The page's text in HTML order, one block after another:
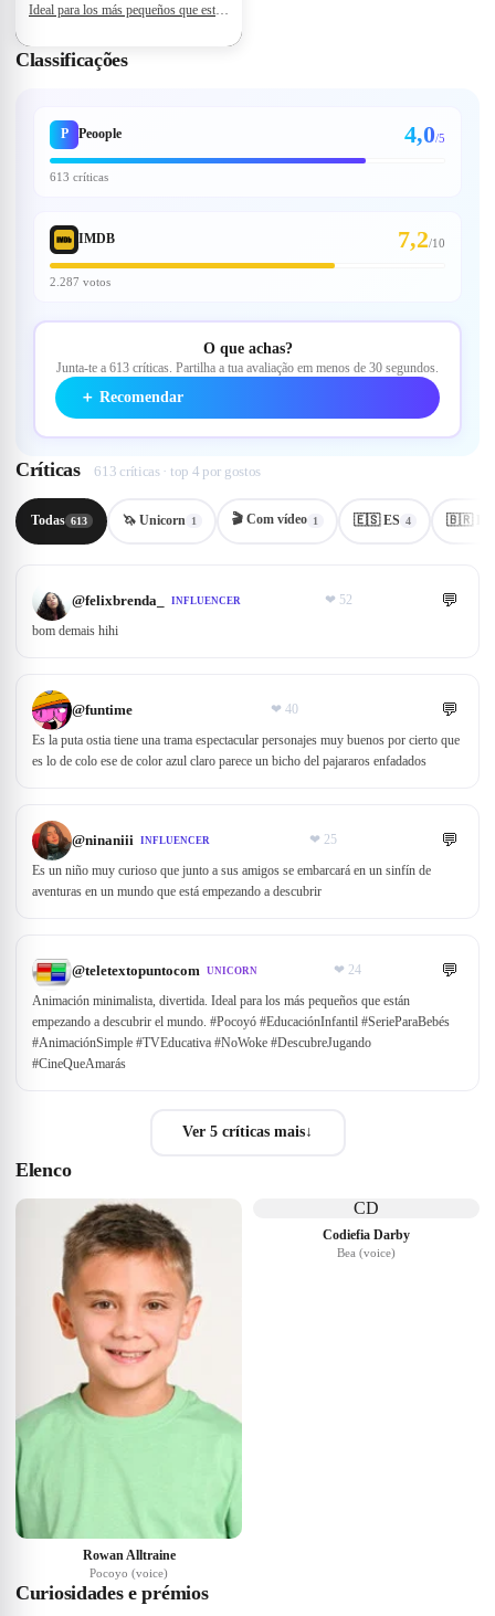
Ideal para los más pequeños que están
#Pocoyó #EducaciónInfantil
#SerieParaBebés #AnimaciónSimple
Classificações
P Peoople 4,0/5
613 críticas
IMDB 7,2/10
2.287 votos
O que achas?
Junta-te a 613 críticas. Partilha a tua avaliação em menos de 30 segundos.
＋ Recomendar
Críticas 613 críticas · top 4 por gostos
Todas 613 🦄 Unicorn 1 🎬 Com vídeo 1 🇪🇸 ES 4 🇧🇷 PT
@felixbrenda_ INFLUENCER ❤ 52 💬
bom demais hihi
@funtime ❤ 40 💬
Es la puta ostia tiene una trama espectacular personajes muy buenos por cierto que
es lo de colo ese de color azul claro parece un bicho del pajararos enfadados
@ninaniii INFLUENCER ❤ 25 💬
Es un niño muy curioso que junto a sus amigos se embarcará en un sinfín de
aventuras en un mundo que está empezando a descubrir
@teletextopuntocom UNICORN ❤ 24 💬
Animación minimalista, divertida. Ideal para los más pequeños que están
empezando a descubrir el mundo. #Pocoyó #EducaciónInfantil #SerieParaBebés
#AnimaciónSimple #TVEducativa #NoWoke #DescubreJugando
#CineQueAmarás
Ver 5 críticas mais↓
Elenco
Rowan Alltraine
Pocoyo (voice)
CD
Codiefia Darby
Bea (voice)
Curiosidades e prémios